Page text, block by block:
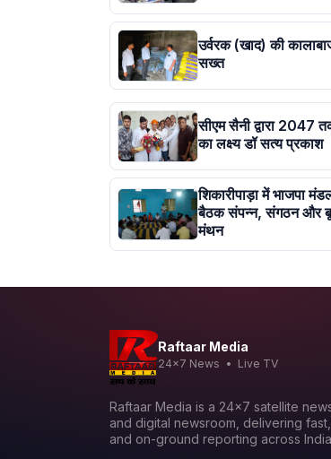
उर्वरक (खाद) की
सख्त
सीएम सैनी द्वारा 2047
का लक्ष्य डॉ सत्य प्रकाश
शिकारीपाड़ा में भाजपा
बैठक संपन्न, संगठन और
मंथन
Raftaar Media
24x7 News • Live TV
Raftaar Media is a 24x7 satellite
and digital newsroom, delivering
and on-ground reporting across